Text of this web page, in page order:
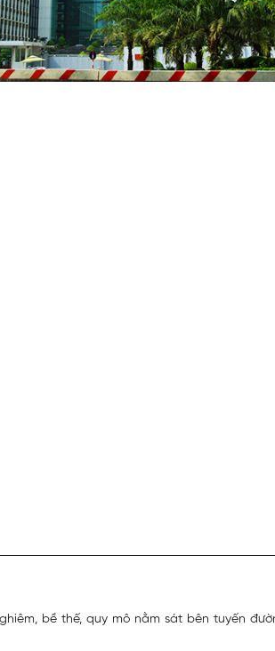
bề thế, quy mô nằm sát bên tuyến